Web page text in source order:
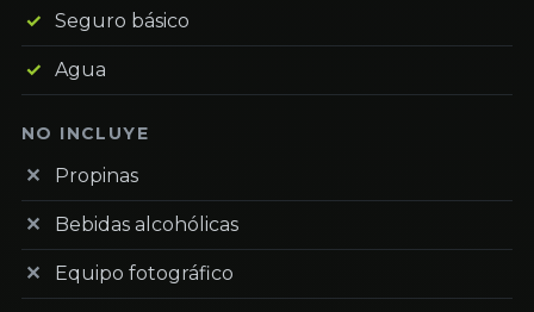
Seguro básico
Agua
NO INCLUYE
Propinas
Bebidas alcohólicas
Equipo fotográfico